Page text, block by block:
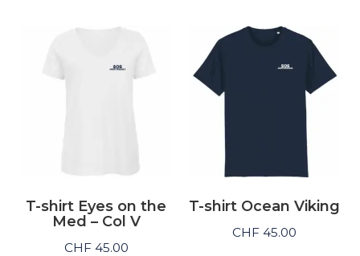
T-shirt Eyes on the
Med – Col V
CHF45.00
T-shirt Ocean Viking
CHF45.00